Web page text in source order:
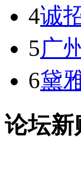
4诚
5广
6黛
论坛新